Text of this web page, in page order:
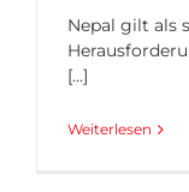
Nepal gilt als
[...]
Weiterlesen